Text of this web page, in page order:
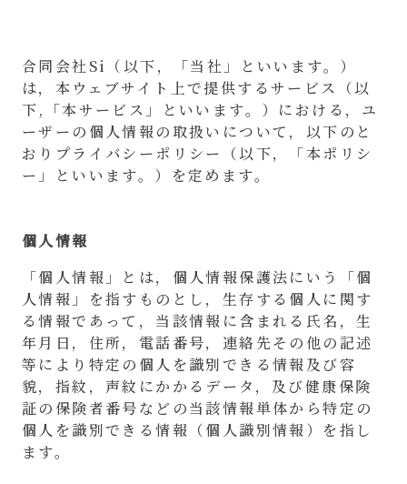
合同会社Si（以下，「当社」といいます。）
は，本ウェブサイト上で提供するサービス（以
下,「本サービス」といいます。）における，ユ
ーザーの個人情報の取扱いについて，以下のと
おりプライバシーポリシー（以下，「本ポリシ
ー」といいます。）を定めます。
個人情報
「個人情報」とは，個人情報保護法にいう「個
人情報」を指すものとし，生存する個人に関す
る情報であって，当該情報に含まれる氏名，生
年月日，住所，電話番号，連絡先その他の記述
等により特定の個人を識別できる情報及び容
貌，指紋，声紋にかかるデータ，及び健康保険
証の保険者番号などの当該情報単体から特定の
個人を識別できる情報（個人識別情報）を指し
ます。